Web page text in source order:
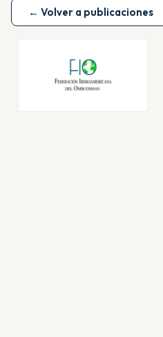
← Volver a publicaciones